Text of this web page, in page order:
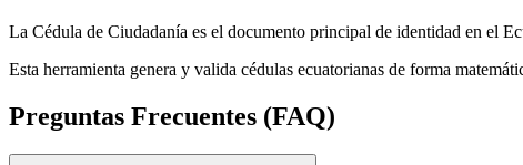
La Cédula de Ciudadanía es el documento principal de identidad en el
Esta herramienta genera y valida cédulas ecuatorianas de forma
Preguntas Frecuentes (FAQ)